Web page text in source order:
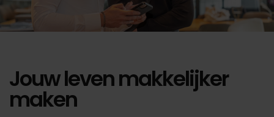
Jouw leven makkelijker
maken